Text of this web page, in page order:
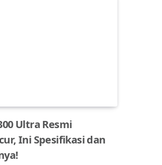
Ultra Resmi
Ini Spesifikasi dan